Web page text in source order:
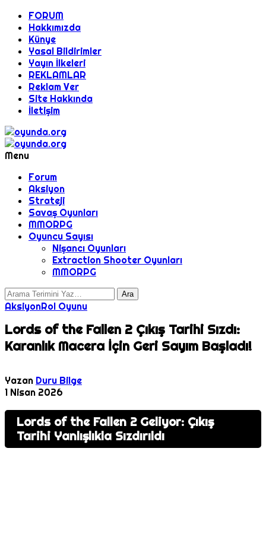
FORUM
Hakkımızda
Künye
Yasal Bildirimler
Yayın İlkeleri
REKLAMLAR
Reklam Ver
Site Hakkında
İletişim
Menu
Forum
Aksiyon
Strateji
Savaş Oyunları
MMORPG
Oyuncu Sayısı
Nişancı Oyunları
Extraction Shooter Oyunları
MMORPG
AksiyonRol Oyunu
Lords of the Fallen 2 Çıkış Tarihi Sızdı:
Karanlık Macera İçin Geri Sayım Başladı!
Yazan Duru Bilge
1 Nisan 2026
Lords of the Fallen 2 Geliyor: Çıkış
Tarihi Yanlışlıkla Sızdırıldı